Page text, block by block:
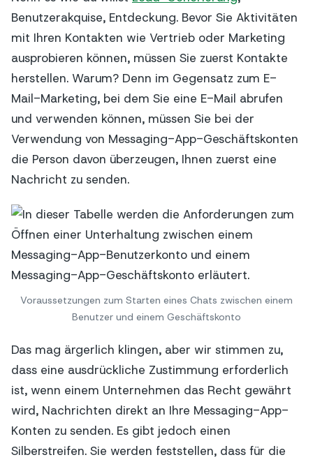
Benutzerakquise, Entdeckung. Bevor Sie Aktivitäten
mit Ihren Kontakten wie Vertrieb oder Marketing
ausprobieren können, müssen Sie zuerst Kontakte
herstellen. Warum? Denn im Gegensatz zum E-
Mail-Marketing, bei dem Sie eine E-Mail abrufen
und verwenden können, müssen Sie bei der
Verwendung von Messaging-App-Geschäftskonten
die Person davon überzeugen, Ihnen zuerst eine
Nachricht zu senden.
Voraussetzungen zum Starten eines Chats zwischen einem
Benutzer und einem Geschäftskonto
Das mag ärgerlich klingen, aber wir stimmen zu,
dass eine ausdrückliche Zustimmung erforderlich
ist, wenn einem Unternehmen das Recht gewährt
wird, Nachrichten direkt an Ihre Messaging-App-
Konten zu senden. Es gibt jedoch einen
Silberstreifen. Sie werden feststellen, dass für die